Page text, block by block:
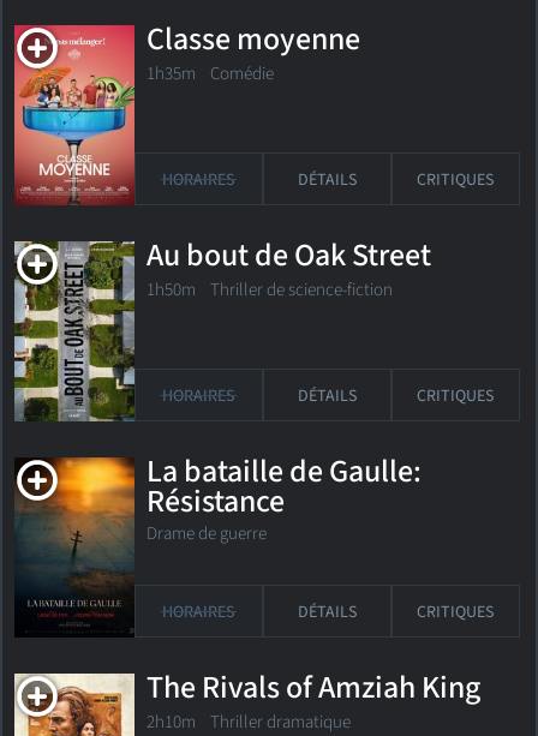
Classe moyenne
1h35m Comédie
HORAIRES DÉTAILS CRITIQUES
Au bout de Oak Street
1h50m Thriller de science-fiction
HORAIRES DÉTAILS CRITIQUES
La bataille de Gaulle:
Résistance
Drame de guerre
HORAIRES DÉTAILS CRITIQUES
The Rivals of Amziah King
2h10m Thriller dramatique